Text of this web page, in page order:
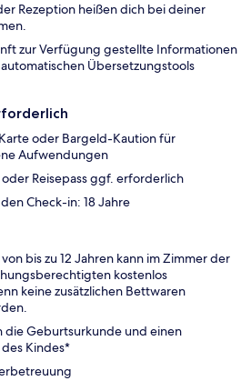
Rezeption heißen dich bei deiner
zur Verfügung gestellte Informationen
Übersetzungstools
oder Bargeld-Kaution für
Aufwendungen
oder Reisepass ggf. erforderlich
Check-in: 18 Jahre
bis zu 12 Jahren kann im Zimmer der
kostenlos
keine zusätzlichen Bettwaren
die Geburtsurkunde und einen
Kindes*